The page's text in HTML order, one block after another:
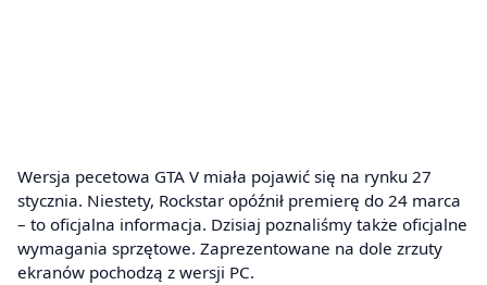
Wersja pecetowa GTA V miała pojawić się na rynku 27
stycznia. Niestety, Rockstar opóźnił premierę do 24 marca
– to oficjalna informacja. Dzisiaj poznaliśmy także oficjalne
wymagania sprzętowe. Zaprezentowane na dole zrzuty
ekranów pochodzą z wersji PC.